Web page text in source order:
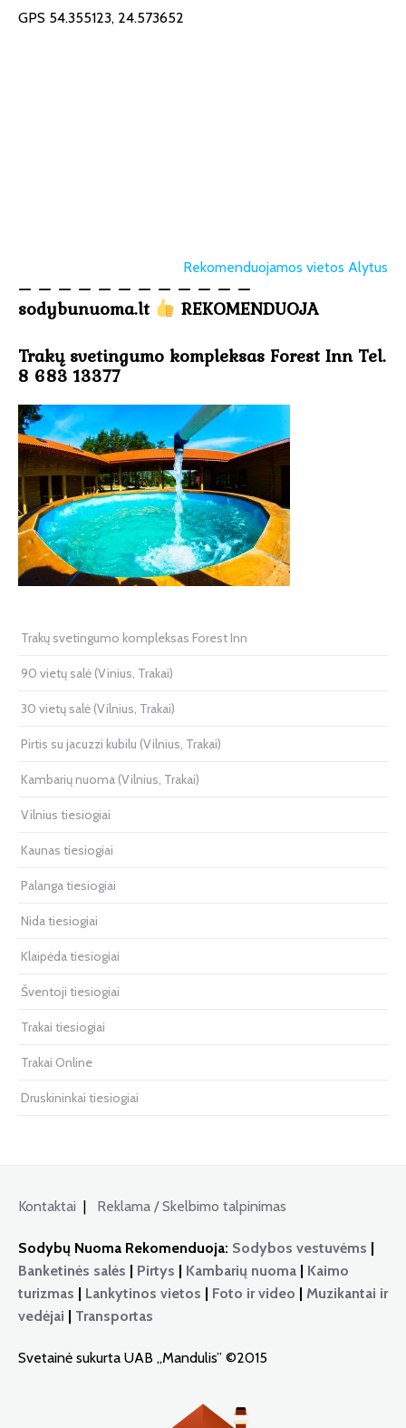
GPS 54.355123, 24.573652
Rekomenduojamos vietos Alytus
– – – – – – – – – – – –
sodybunuoma.lt
REKOMENDUOJA
Trakų svetingumo kompleksas Forest Inn Tel.
8 683 13377
Trakų svetingumo kompleksas Forest Inn
90 vietų salė (Vinius, Trakai)
30 vietų salė (Vilnius, Trakai)
Pirtis su jacuzzi kubilu (Vilnius, Trakai)
Kambarių nuoma (Vilnius, Trakai)
Vilnius tiesiogiai
Kaunas tiesiogiai
Palanga tiesiogiai
Nida tiesiogiai
Klaipėda tiesiogiai
Šventoji tiesiogiai
Trakai tiesiogiai
Trakai Online
Druskininkai tiesiogiai
Kontaktai Reklama / Skelbimo talpinimas
Sodybų Nuoma Rekomenduoja: Sodybos vestuvėms |
Banketinės salės | Pirtys | Kambarių nuoma | Kaimo
turizmas | Lankytinos vietos | Foto ir video | Muzikantai ir
vedėjai | Transportas
Svetainė sukurta UAB „Mandulis” ©2015